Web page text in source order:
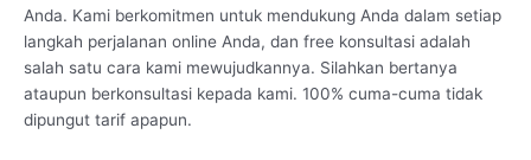
Anda. Kami berkomitmen untuk mendukung Anda dalam setiap
langkah perjalanan online Anda, dan free konsultasi adalah
salah satu cara kami mewujudkannya. Silahkan bertanya
ataupun berkonsultasi kepada kami. 100% cuma-cuma tidak
dipungut tarif apapun.